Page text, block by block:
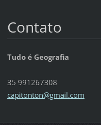
Contato
Tudo é Geografia
35 991267308
capitonton@gmail.com